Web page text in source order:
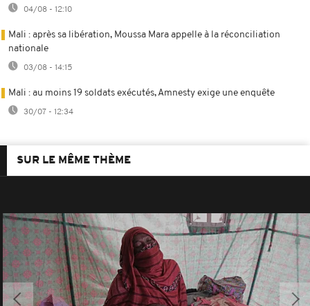
04/08 - 12:10
Mali : après sa libération, Moussa Mara appelle à la réconciliation
nationale
03/08 - 14:15
Mali : au moins 19 soldats exécutés, Amnesty exige une enquête
30/07 - 12:34
SUR LE MÊME THÈME